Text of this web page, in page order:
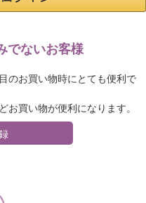
でないお客様
のお買い物時にとても便利で
お買い物が便利になります。